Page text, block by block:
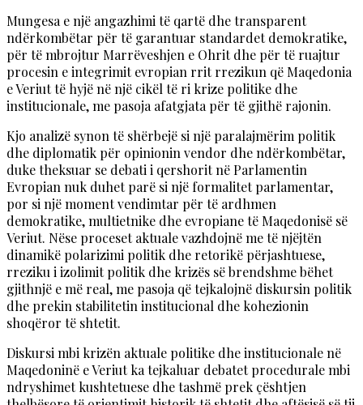
Mungesa e një angazhimi të qartë dhe transparent
ndërkombëtar për të garantuar standardet demokratike,
për të mbrojtur Marrëveshjen e Ohrit dhe për të ruajtur
procesin e integrimit evropian rrit rrezikun që Maqedonia
e Veriut të hyjë në një cikël të ri krize politike dhe
institucionale, me pasoja afatgjata për të gjithë rajonin.
Kjo analizë synon të shërbejë si një paralajmërim politik
dhe diplomatik për opinionin vendor dhe ndërkombëtar,
duke theksuar se debati i qershorit në Parlamentin
Evropian nuk duhet parë si një formalitet parlamentar,
por si një moment vendimtar për të ardhmen
demokratike, multietnike dhe evropiane të Maqedonisë së
Veriut. Nëse proceset aktuale vazhdojnë me të njëjtën
dinamikë polarizimi politik dhe retorikë përjashtuese,
rreziku i izolimit politik dhe krizës së brendshme bëhet
gjithnjë e më real, me pasoja që tejkalojnë diskursin politik
dhe prekin stabilitetin institucional dhe kohezionin
shoqëror të shtetit.
Diskursi mbi krizën aktuale politike dhe institucionale në
Maqedoninë e Veriut ka tejkaluar debatet procedurale mbi
ndryshimet kushtetuese dhe tashmë prek çështjen